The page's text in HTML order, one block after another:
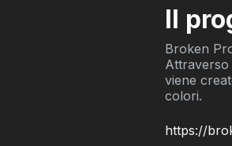
Il
Broken
Attraverso
viene
colori.
https://